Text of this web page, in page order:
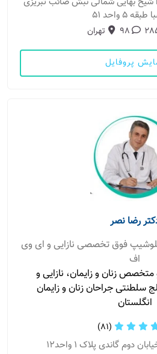
5 واحد 51
98 تهران
پروفایل
رضا نصر
فوق تخصصی نازایی و ای وی
اف
زنان و زایمان، نازایی و
سلطنتی جراحان زنان و زایمان
انگلستان
(81)